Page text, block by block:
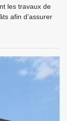
les travaux de
afin d’assurer